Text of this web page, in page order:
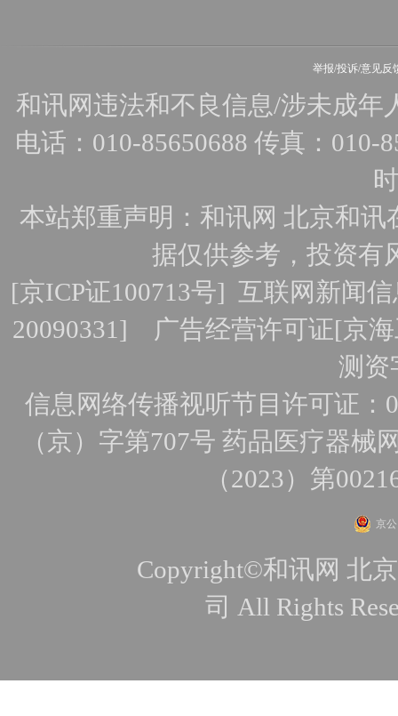
举报/投诉/意见反
和讯网违法和不良信息/涉未成年
电话：010-85650688 传真：010-
本站郑重声明：和讯网 北京和
据仅供参考，投资有
[京ICP证100713号]互联网新闻
20090331] 广告经营许可证[京
测资
信息网络传播视听节目许可证：
（京）字第707号 药品医疗器械
（2023）第
京
Copyright©和讯网 北
司 All Rights